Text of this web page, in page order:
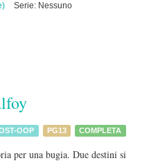
Serie: Nessuno
OOP PG13 COMPLETA
per una bugia. Due destini si